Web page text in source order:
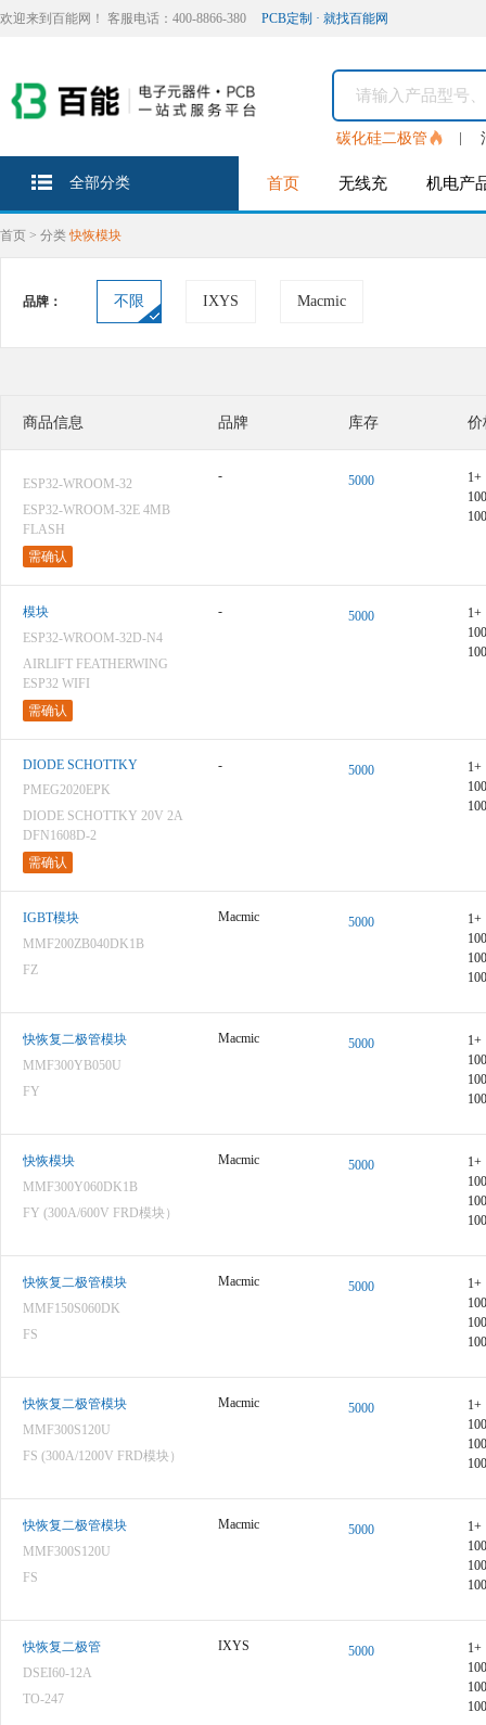
欢迎来到百能网！ 客服电话：400-8866-380 PCB定制 · 就找百能网
碳化硅二极管
全部分类 首页 无线充 机电产
首页 > 分类快恢模块
品牌： 不限 IXYS Macmic
商品信息 品牌 库存 价
ESP32-WROOM-32
ESP32-WROOM-32E 4MB
FLASH
需确认
- 5000
1+
模块
ESP32-WROOM-32D-N4
AIRLIFT FEATHERWING
ESP32 WIFI
需确认
- 5000
1+
DIODE SCHOTTKY
PMEG2020EPK
DIODE SCHOTTKY 20V 2A
DFN1608D-2
需确认
- 5000
1+
IGBT模块
MMF200ZB040DK1B
FZ
Macmic 5000
1+
快恢复二极管模块
MMF300YB050U
FY
Macmic 5000
1+
快恢模块
MMF300Y060DK1B
FY (300A/600V FRD模块）
Macmic 5000
1+
快恢复二极管模块
MMF150S060DK
FS
Macmic 5000
1+
快恢复二极管模块
MMF300S120U
FS (300A/1200V FRD模块）
Macmic 5000
1+
快恢复二极管模块
MMF300S120U
FS
Macmic 5000
1+
快恢复二极管
DSEI60-12A
TO-247
IXYS 5000
1+